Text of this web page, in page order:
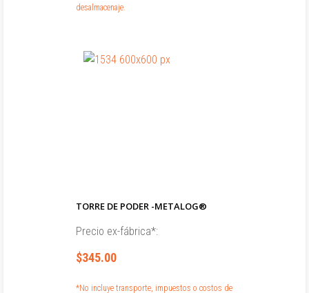
desalmacenaje.
TORRE DE PODER -METALOG®
Precio ex-fábrica*:
$345.00
*No incluye transporte, impuestos o costos de